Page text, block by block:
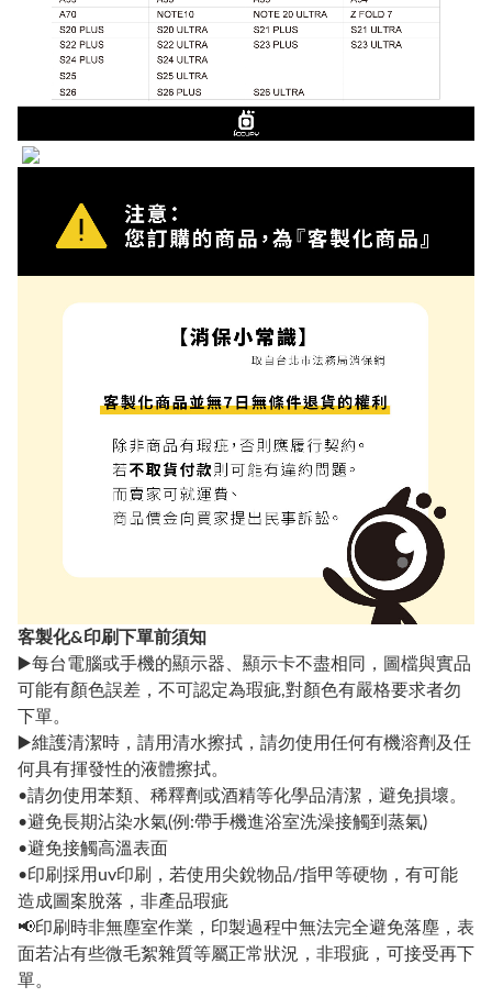
客製化&印刷下單前須知
▶️每台電腦或手機的顯示器、顯示卡不盡相同，圖檔與實品
可能有顏色誤差，不可認定為瑕疵,對顏色有嚴格要求者勿
下單。
▶️維護清潔時，請用清水擦拭，請勿使用任何有機溶劑及任
何具有揮發性的液體擦拭。
•請勿使用苯類、稀釋劑或酒精等化學品清潔，避免損壞。
•避免長期沾染水氣(例:帶手機進浴室洗澡接觸到蒸氣)
•避免接觸高溫表面
•印刷採用uv印刷，若使用尖銳物品/指甲等硬物，有可能
造成圖案脫落，非產品瑕疵
📢印刷時非無塵室作業，印製過程中無法完全避免落塵，表
面若沾有些微毛絮雜質等屬正常狀況，非瑕疵，可接受再下
單。